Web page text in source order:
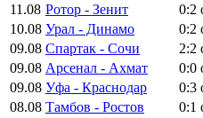
11.08 Ротор - Зенит 0:2
10.08 Урал - Динамо 0:2
09.08 Спартак - Сочи 2:2
09.08 Арсенал - Ахмат 0:0
09.08 Уфа - Краснодар 0:3
08.08 Тамбов - Ростов 0:1